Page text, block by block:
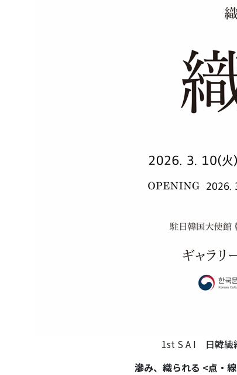
1st S A I 日韓繊
滲み、織られる <点 ・ 線